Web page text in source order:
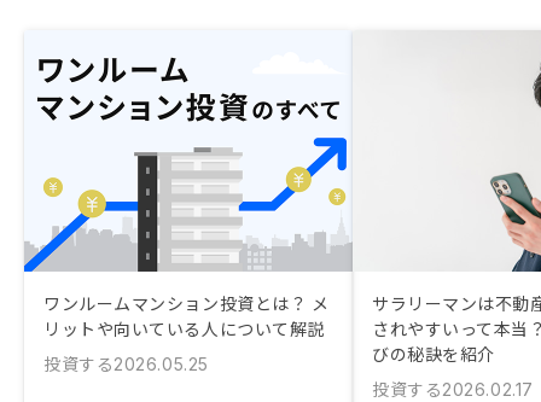
ワンルームマンション投資とは？ メ
リットや向いている人について解説
投資する2026.05.25
サラリーマンは不動
されやすいって本当
びの秘訣を紹介
投資する2026.02.17